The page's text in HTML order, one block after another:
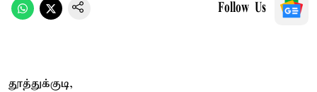
Follow Us
தூத்துக்குடி,